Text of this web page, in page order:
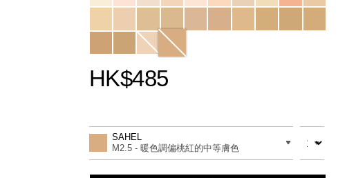
HK$485
to
options
Actions
SAHEL
M2.5 - 暖色調偏桃紅的中等膚色
數量